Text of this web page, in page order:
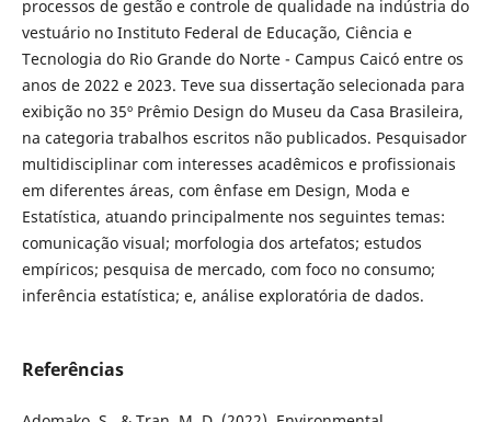
processos de gestão e controle de qualidade na indústria do
vestuário no Instituto Federal de Educação, Ciência e
Tecnologia do Rio Grande do Norte - Campus Caicó entre os
anos de 2022 e 2023. Teve sua dissertação selecionada para
exibição no 35º Prêmio Design do Museu da Casa Brasileira,
na categoria trabalhos escritos não publicados. Pesquisador
multidisciplinar com interesses acadêmicos e profissionais
em diferentes áreas, com ênfase em Design, Moda e
Estatística, atuando principalmente nos seguintes temas:
comunicação visual; morfologia dos artefatos; estudos
empíricos; pesquisa de mercado, com foco no consumo;
inferência estatística; e, análise exploratória de dados.
Referências